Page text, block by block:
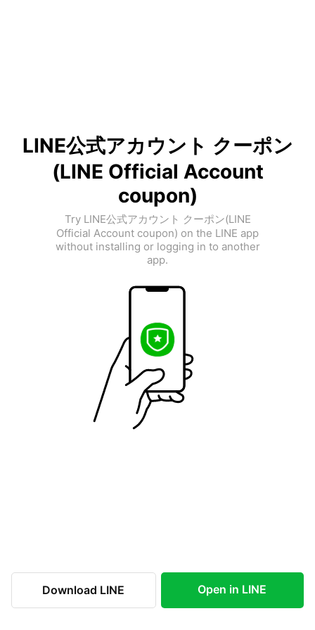
LINE公式アカウント クーポン
(LINE Official Account
coupon)
Try LINE公式アカウント クーポン(LINE
Official Account coupon) on the LINE app
without installing or logging in to another
app.
Download LINE Open in LINE